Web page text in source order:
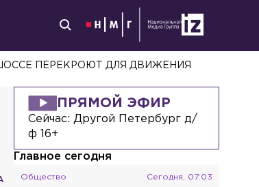
ПЕРЕКРОЮТ ДЛЯ ДВИЖЕНИЯ
ПРЯМОЙ ЭФИР
Сейчас:Другой Петербург д/
ф 16+
Главное сегодня
Общество Сегодня, 07:03